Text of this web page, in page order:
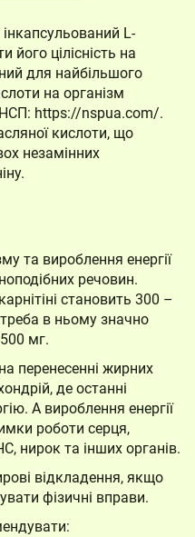
L-
його цілісність на
для найбільшого
на організм
НСП: https://nspua.com/.
кислоти, що
незамінних
та вироблення енергії
речовин.
становить 300 –
в ньому значно
мг.
перенесенні жирних
де останні
А вироблення енергії
роботи серця,
нирок та інших органів.
відкладення, якщо
фізичні вправи.